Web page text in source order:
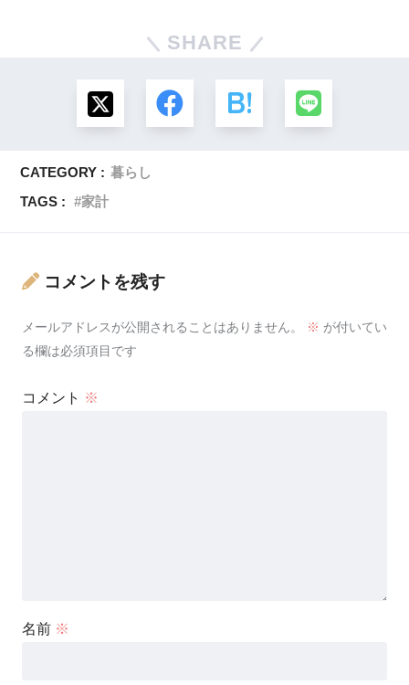
SHARE
CATEGORY : 暮らし
TAGS :
家計
コメントを残す
メールアドレスが公開されることはありません。 ※ が付いてい
る欄は必須項目です
コメント ※
名前 ※